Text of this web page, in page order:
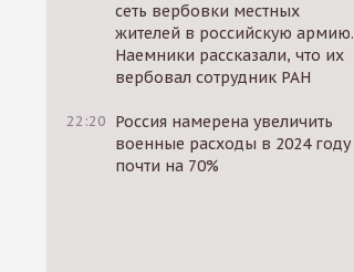
сеть вербовки местных
жителей в российскую армию.
Наемники рассказали, что их
вербовал сотрудник РАН
22:20 Россия намерена увеличить
военные расходы в 2024 году
почти на 70%